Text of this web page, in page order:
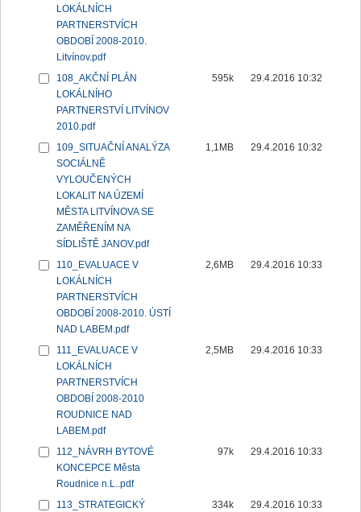
LOKÁLNÍCH
PARTNERSTVÍCH
OBDOBÍ 2008-2010.
Litvínov.pdf
108_AKČNÍ PLÁN
LOKÁLNÍHO
PARTNERSTVÍ LITVÍNOV
2010.pdf
595k 29.4.2016 10:32
109_SITUAČNÍ ANALÝZA
SOCIÁLNĚ
VYLOUČENÝCH
LOKALIT NA ÚZEMÍ
MĚSTA LITVÍNOVA SE
ZAMĚŘENÍM NA
SÍDLIŠTĚ JANOV.pdf
1,1MB 29.4.2016 10:32
110_EVALUACE V
LOKÁLNÍCH
PARTNERSTVÍCH
OBDOBÍ 2008-2010. ÚSTÍ
NAD LABEM.pdf
2,6MB 29.4.2016 10:33
111_EVALUACE V
LOKÁLNÍCH
PARTNERSTVÍCH
OBDOBÍ 2008-2010
ROUDNICE NAD
LABEM.pdf
2,5MB 29.4.2016 10:33
112_NÁVRH BYTOVÉ
KONCEPCE Města
Roudnice n.L..pdf
97k 29.4.2016 10:33
113_STRATEGICKÝ
334k 29.4.2016 10:33